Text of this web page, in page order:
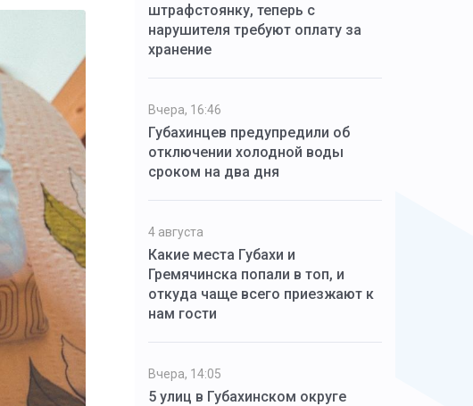
штрафстоянку, теперь с
нарушителя требуют оплату за
хранение
Вчера, 16:46
Губахинцев предупредили об
отключении холодной воды
сроком на два дня
4 августа
Какие места Губахи и
Гремячинска попали в топ, и
откуда чаще всего приезжают к
нам гости
Вчера, 14:05
5 улиц в Губахинском округе